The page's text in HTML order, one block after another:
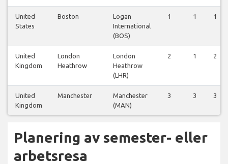
United
States
Boston
Logan
International
(BOS)
1 1 1
United
Kingdom
London
Heathrow
London
Heathrow
(LHR)
2 1 2
United
Kingdom
Manchester
Manchester
(MAN)
3 3 3
Planering av semester- eller
arbetsresa